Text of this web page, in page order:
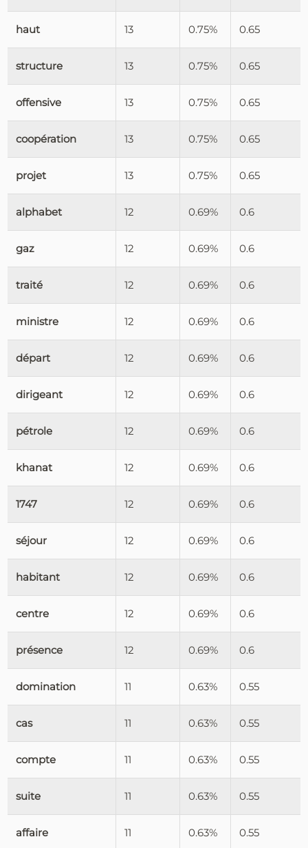
haut 13 0.75% 0.65
structure 13 0.75% 0.65
offensive 13 0.75% 0.65
coopération 13 0.75% 0.65
projet 13 0.75% 0.65
alphabet 12 0.69% 0.6
gaz 12 0.69% 0.6
traité 12 0.69% 0.6
ministre 12 0.69% 0.6
départ 12 0.69% 0.6
dirigeant 12 0.69% 0.6
pétrole 12 0.69% 0.6
khanat 12 0.69% 0.6
1747 12 0.69% 0.6
séjour 12 0.69% 0.6
habitant 12 0.69% 0.6
centre 12 0.69% 0.6
présence 12 0.69% 0.6
domination 11 0.63% 0.55
cas 11 0.63% 0.55
compte 11 0.63% 0.55
suite 11 0.63% 0.55
affaire 11 0.63% 0.55